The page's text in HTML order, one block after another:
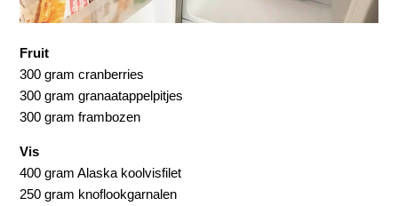
Fruit
300 gram cranberries
300 gram granaatappelpitjes
300 gram frambozen
Vis
400 gram Alaska koolvisfilet
250 gram knoflookgarnalen